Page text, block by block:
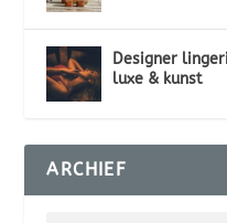
Designer
luxe & kunst
ARCHIEF